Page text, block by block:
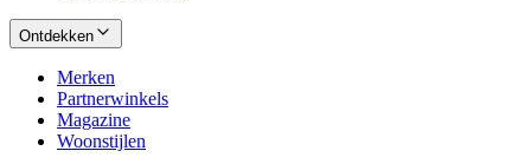
Ontdekken
Merken
Partnerwinkels
Magazine
Woonstijlen